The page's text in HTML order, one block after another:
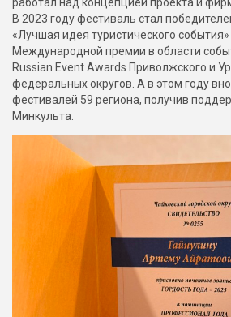
работал над концепцией проекта и
В 2023 году фестиваль стал
«Лучшая идея туристического
Международной премии в области
Russian Event Awards Приволжского и
федеральных округов. А в этом году
фестивалей 59 региона, получив
Минкульта.